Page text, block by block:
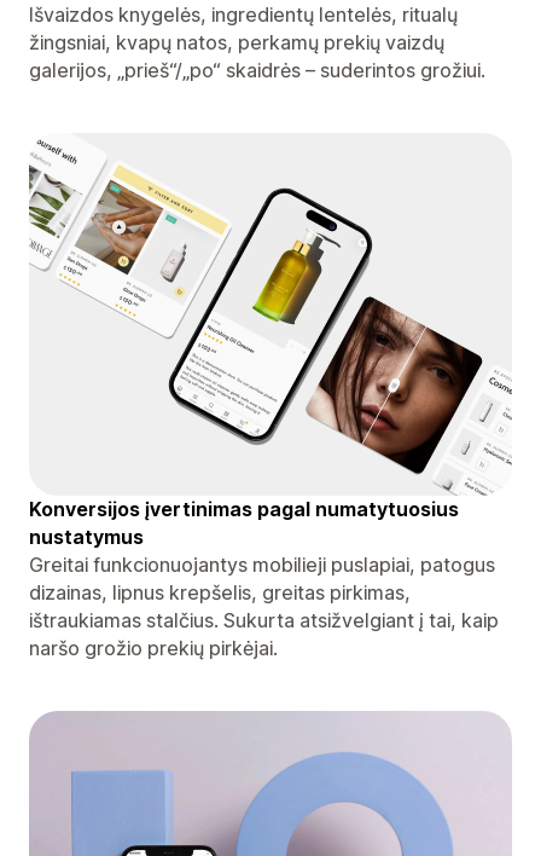
Išvaizdos knygelės, ingredientų lentelės, ritualų
žingsniai, kvapų natos, perkamų prekių vaizdų
galerijos, „prieš“/„po“ skaidrės – suderintos grožiui.
Konversijos įvertinimas pagal numatytuosius
nustatymus
Greitai funkcionuojantys mobilieji puslapiai, patogus
dizainas, lipnus krepšelis, greitas pirkimas,
ištraukiamas stalčius. Sukurta atsižvelgiant į tai, kaip
naršo grožio prekių pirkėjai.